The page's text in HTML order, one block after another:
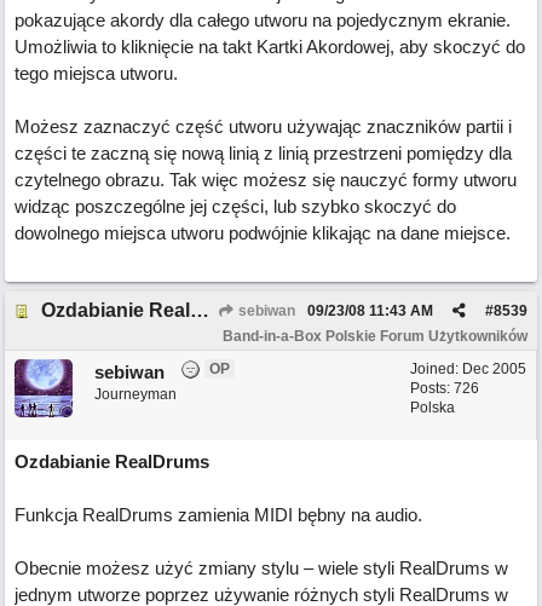
pokazujące akordy dla całego utworu na pojedycznym ekranie.
Umożliwia to kliknięcie na takt Kartki Akordowej, aby skoczyć do
tego miejsca utworu.
Możesz zaznaczyć część utworu używając znaczników partii i
części te zaczną się nową linią z linią przestrzeni pomiędzy dla
czytelnego obrazu. Tak więc możesz się nauczyć formy utworu
widząc poszczególne jej części, lub szybko skoczyć do
dowolnego miejsca utworu podwójnie klikając na dane miejsce.
Ozdabianie RealDrums sebiwan #8539
09/23/08 11:43 AM
Band-in-a-Box Polskie Forum Użytkowników
Joined: Dec 2005
Posts: 726
Polska
sebiwan
OP
Journeyman
Ozdabianie RealDrums
Funkcja RealDrums zamienia MIDI bębny na audio.
Obecnie możesz użyć zmiany stylu – wiele styli RealDrums w
jednym utworze poprzez używanie różnych styli RealDrums w